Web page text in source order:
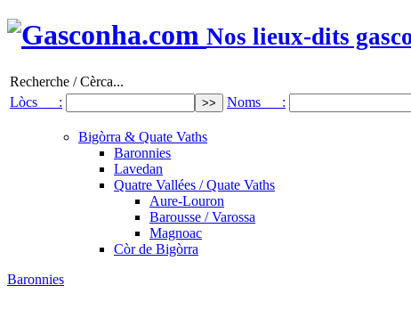
Nos lieux-dits
Recherche / Cèrca...
Lòcs :
Noms :
Bigòrra & Quate Vaths
Baronnies
Lavedan
Quatre Vallées / Quate Vaths
Aure-Louron
Barousse / Varossa
Magnoac
Còr de Bigòrra
Baronnies